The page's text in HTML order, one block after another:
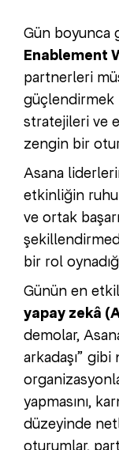
Gün boyunca
Enablement
partnerleri
güçlendirmek
stratejileri ve
zengin bir
Asana
etkinliğin
ve ortak
bir rol
Günün en
yapay zekâ
demolar,
arkadaşı” gibi
yapmasını,
düzeyinde
oturumlar,